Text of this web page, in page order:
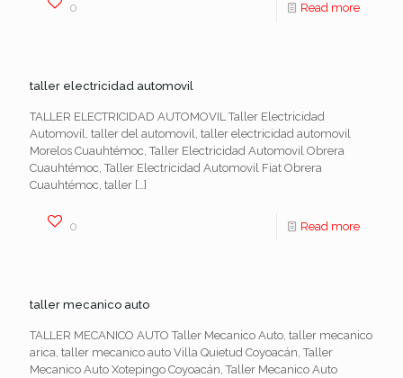
0 Read more
taller electricidad automovil
TALLER ELECTRICIDAD AUTOMOVIL Taller Electricidad
Automovil, taller del automovil, taller electricidad automovil
Morelos Cuauhtémoc, Taller Electricidad Automovil Obrera
Cuauhtémoc, Taller Electricidad Automovil Fiat Obrera
Cuauhtémoc, taller […]
0 Read more
taller mecanico auto
TALLER MECANICO AUTO Taller Mecanico Auto, taller mecanico
arica, taller mecanico auto Villa Quietud Coyoacán, Taller
Mecanico Auto Xotepingo Coyoacán, Taller Mecanico Auto